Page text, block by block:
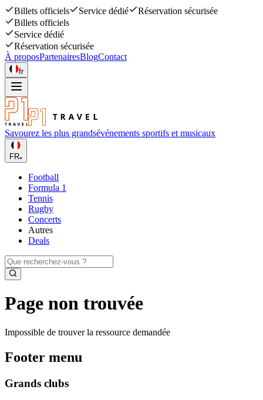
Billets officiels Service dédié
Réservation sécurisée
Billets officiels
Service dédié
Réservation sécurisée
À proposPartenairesBlogContact
fr
Savourez les plus grandsévénements sportifs et musicaux
FR
Football
Formula 1
Tennis
Rugby
Concerts
Autres
Deals
Page non trouvée
Impossible de trouver la ressource demandée
Footer menu
Grands clubs